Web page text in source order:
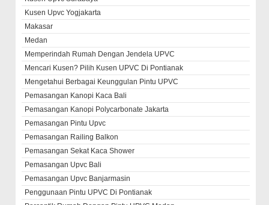
Kusen Upvc Yogjakarta
Makasar
Medan
Memperindah Rumah Dengan Jendela UPVC
Mencari Kusen? Pilih Kusen UPVC Di Pontianak
Mengetahui Berbagai Keunggulan Pintu UPVC
Pemasangan Kanopi Kaca Bali
Pemasangan Kanopi Polycarbonate Jakarta
Pemasangan Pintu Upvc
Pemasangan Railing Balkon
Pemasangan Sekat Kaca Shower
Pemasangan Upvc Bali
Pemasangan Upvc Banjarmasin
Penggunaan Pintu UPVC Di Pontianak